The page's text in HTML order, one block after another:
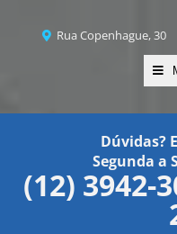
Rua Copenhague, 30
Dúvidas?
Segunda a
(12) 3942-